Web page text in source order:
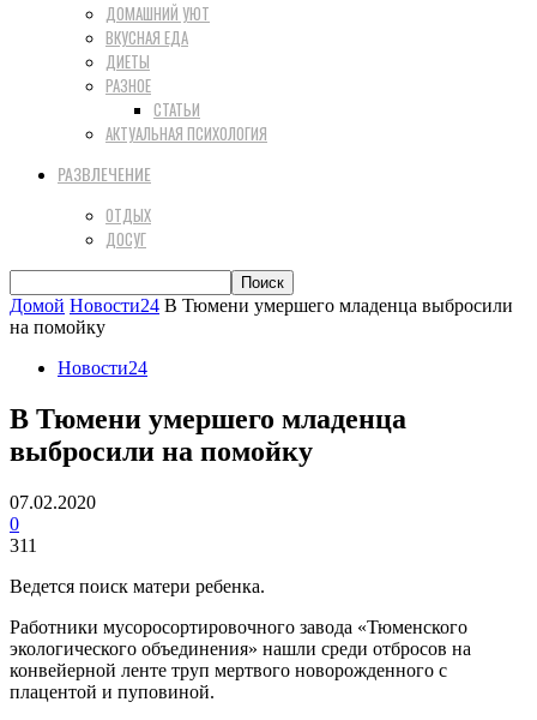
ДОМАШНИЙ УЮТ
ВКУСНАЯ ЕДА
ДИЕТЫ
РАЗНОЕ
СТАТЬИ
АКТУАЛЬНАЯ ПСИХОЛОГИЯ
РАЗВЛЕЧЕНИЕ
ОТДЫХ
ДОСУГ
Домой Новости24 В Тюмени умершего младенца выбросили
на помойку
Новости24
В Тюмени умершего младенца
выбросили на помойку
07.02.2020
0
311
Ведется поиск матери ребенка.
Работники мусоросортировочного завода «Тюменского
экологического объединения» нашли среди отбросов на
конвейерной ленте труп мертвого новорожденного с
плацентой и пуповиной.